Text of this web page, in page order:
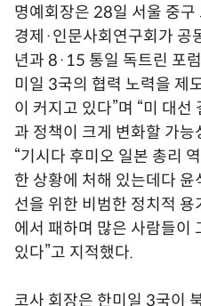
명예회장은 28일 서울 중
경제·인문사회연구회가 공
년과 8·15 통일 독트린 포
미일 3국의 협력 노력을 제
이 커지고 있다”며 “미 대
과 정책이 크게 변화할 가능
“기시다 후미오 일본 총리
한 상황에 처해 있는데다
선을 위한 비범한 정치적
에서 패하며 많은 사람들이
있다”고 지적했다.
코사 회장은 한미일 3국이